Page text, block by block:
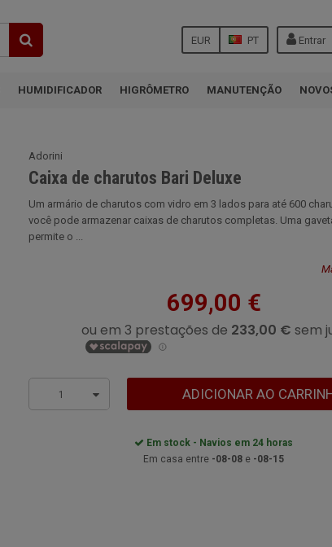
Entrar
PT
EUR
HUMIDIFICADOR HIGRÔMETRO MANUTENÇÃO
Adorini
Caixa de charutos Bari Deluxe
Um armário de charutos com vidro em 3 lados para até 600
você pode armazenar caixas de charutos completas. Uma
permite o ...
699,00 €
1 ADICIONAR AO
Em stock - Navios em 24 horas
Em casa entre -08-08 e -08-15